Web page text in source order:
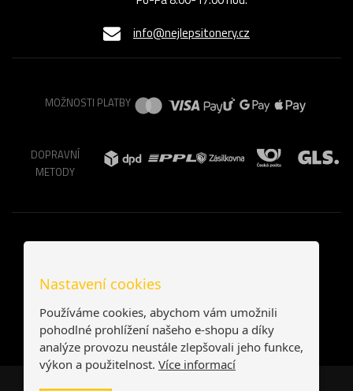
info@nejlepsitonery.cz
MOŽNOSTI PLATBY
DOPRAVNÍ
METODY
Nastavení cookies
Používáme cookies, abychom vám umožnili
pohodlné prohlížení našeho e-shopu a díky
analýze provozu neustále zlepšovali jeho funkce,
výkon a použitelnost. Více informací